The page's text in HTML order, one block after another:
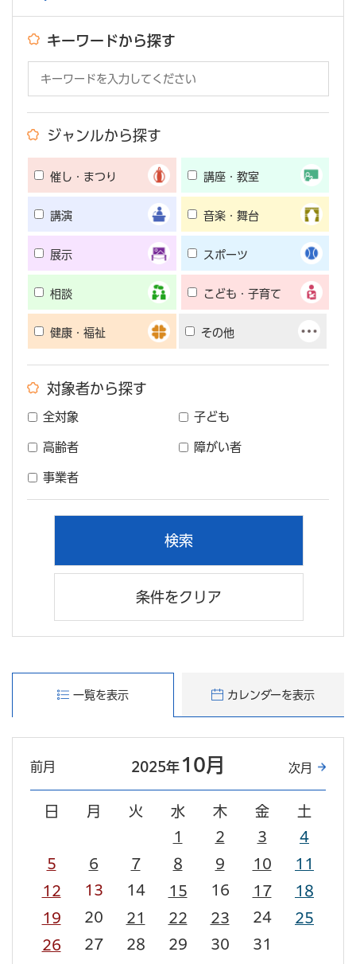
キーワードから探す
ジャンルから探す
催し・まつり 講座・教室
講演 音楽・舞台
展示 スポーツ
相談 こども・子育て
健康・福祉 その他
対象者から探す
全対象 子ども
高齢者 障がい者
事業者
条件をクリア
一覧を表示 カレンダーを表示
2025年 10月
前月 次月
日 月 火 水 木 金
土
1
2 3
4
5
6 7 8 9 10
11
12
13 14 15 16 17
18
19
20 21 22 23 24
25
26
27 28 29 30 31